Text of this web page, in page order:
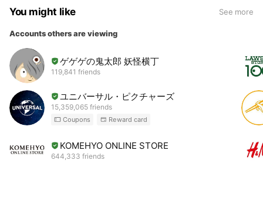
You might like See more
Accounts others are viewing
ゲゲゲの鬼太郎 妖怪横丁
119,841 friends
ユニバーサル・ピクチャーズ
15,359,065 friends
Coupons Reward card
KOMEHYO ONLINE STORE
644,333 friends